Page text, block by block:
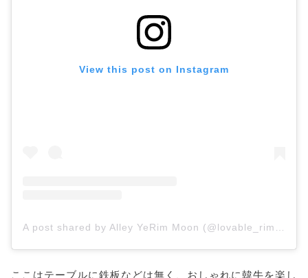
View this post on Instagram
ここはテーブルに鉄板などは無く、おしゃれに韓牛を楽し